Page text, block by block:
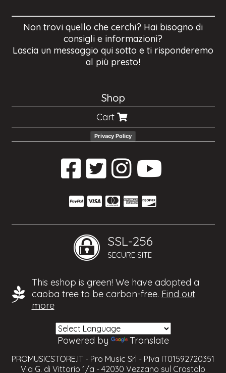
Non trovi quello che cerchi? Hai bisogno di
consigli e informazioni?
Lascia un messaggio qui sotto e ti risponderemo
al più presto!
Shop
Cart
Privacy Policy
SSL-256
SECURE SITE
This eshop is green! We have adopted a
caoba tree to be carbon-free. Find out
more
Powered by Translate
PROMUSICSTORE.IT - Pro Music Srl - P.Iva IT01592720351
Via G. di Vittorio 1/a - 42030 Vezzano sul Crostolo